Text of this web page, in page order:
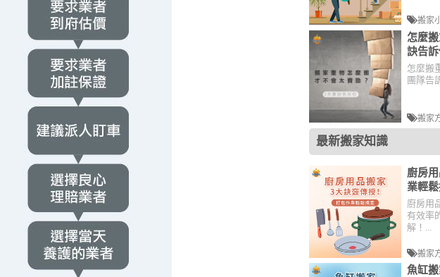
搬家
怎麼
訣告訴
怎麼搬
團隊告
搬家
最新搬家知識
廚房
業輕
廚房用
有效率
解！...
搬家
魚缸